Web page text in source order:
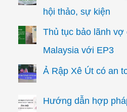
hội thảo, sự kiện
Thủ tục bảo lãnh vợ
Malaysia với EP3
Ả Rập Xê Út có an
Hướng dẫn hợp